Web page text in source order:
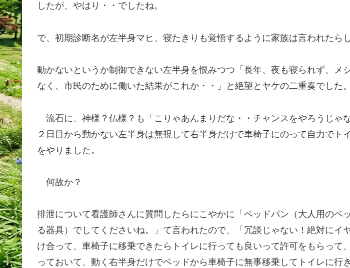
したが、やはり・・でしたね。
で、初期診断名が左半身マヒ、寝たきりも覚悟するように家族は言われたらし
動かないというか制御できない左半身を恨みつつ「長年、夜も寝られず、メ
なく、市民のために働いた結果がこれか・・」と絶望とヤケの二重奏でした。
流石に、神様？仏様？も「こりゃあんまりだな・・チャンスをやろうじゃ
２日目から動かない左半身は無視して右半身だけで車椅子にのって自力でト
をやりました。
何故か？
排泄について看護師さんに質問したらにこやかに「ベッドパン（大人用のベ
る器具）でしてくださいね。」て言われたので、「冗談じゃない！絶対にイ
け合って、車椅子に移乗できたらトイレに行っても良いって許可をもらって
っておいて、動く右半身だけでベッドから車椅子に無事移乗してトイレに行き